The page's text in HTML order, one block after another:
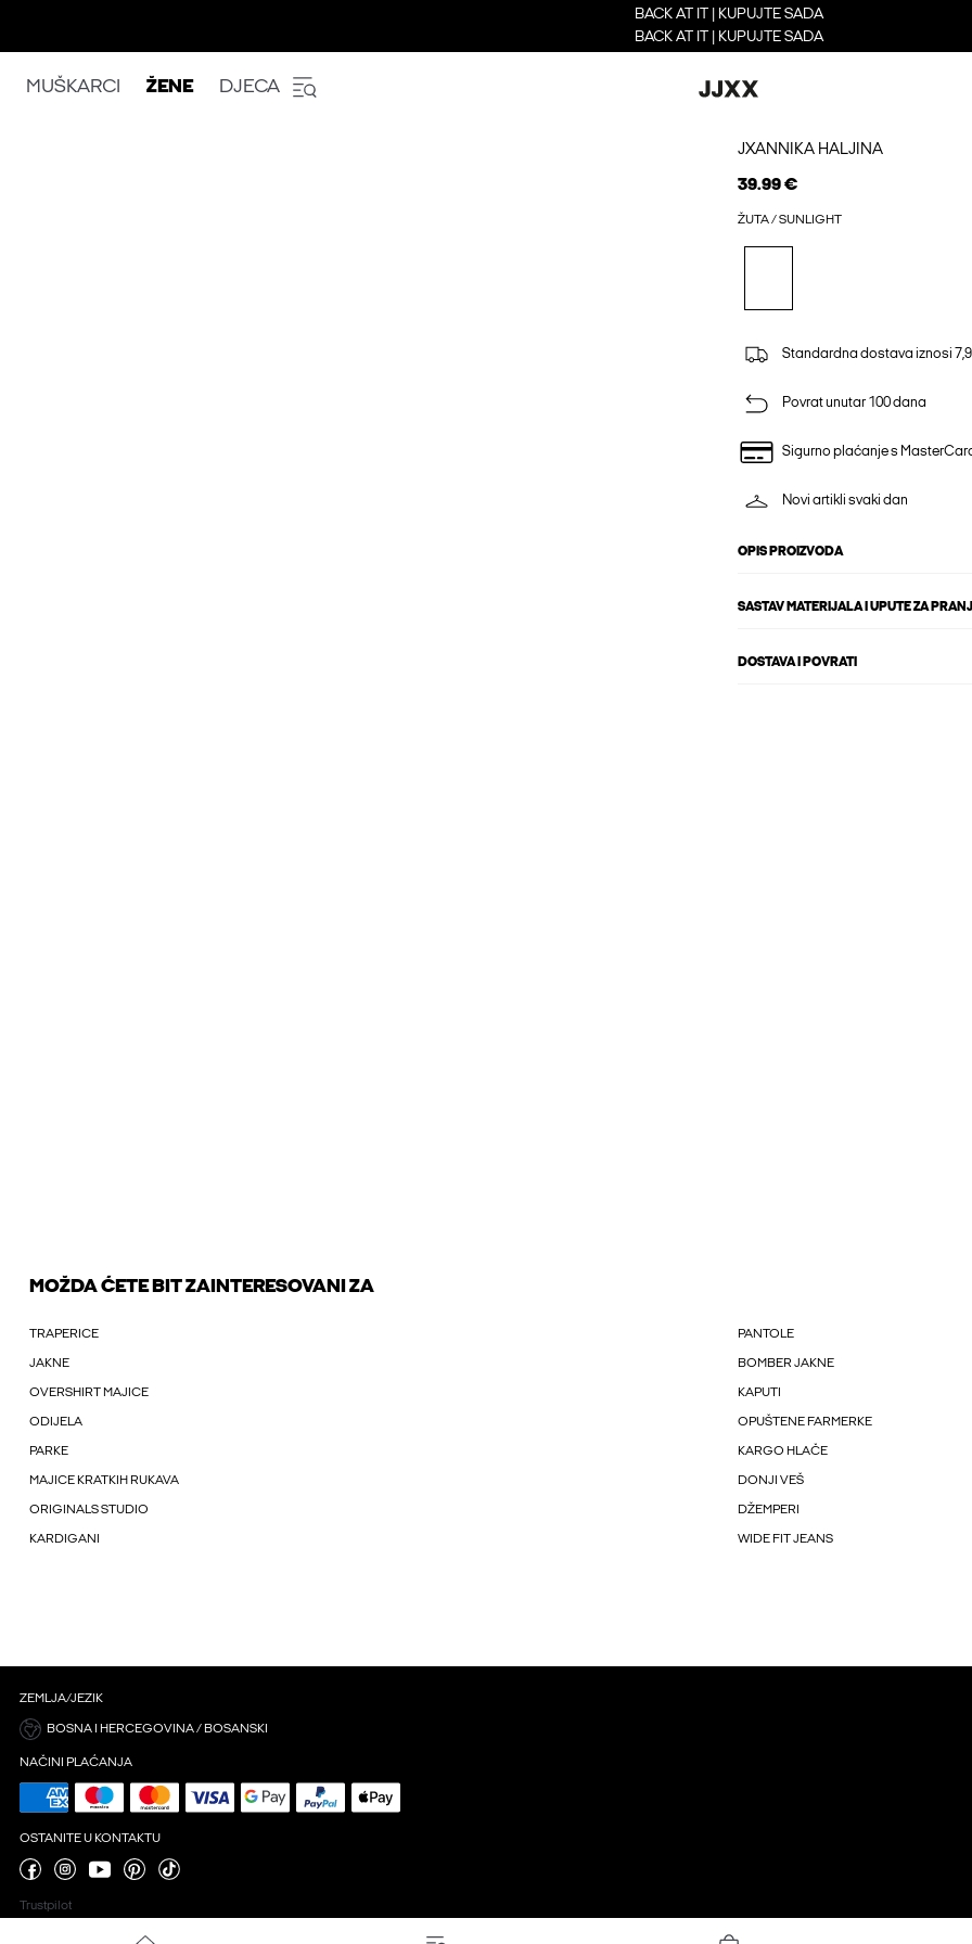
BACK AT IT | KUPUJTE SADA
BACK AT IT | KUPUJTE SADA
MUŠKARCI ŽENE DJECA
JXANNIKA HALJINA
39.99 €
ŽUTA / SUNLIGHT
Standardna dostava iznosi
Povrat unutar 100 dana
Sigurno plaćanje s
Novi artikli svaki dan
OPIS PROIZVODA
SASTAV MATERIJALA I UPUTE ZA
DOSTAVA I POVRATI
MOŽDA ĆETE BIT ZAINTERESOVANI ZA
TRAPERICE PANTOLE
JAKNE BOMBER JAKNE
OVERSHIRT MAJICE KAPUTI
ODIJELA OPUŠTENE FARMERKE
PARKE KARGO HLAČE
MAJICE KRATKIH RUKAVA DONJI VEŠ
ORIGINALS STUDIO DŽEMPERI
KARDIGANI WIDE FIT JEANS
ZEMLJA/JEZIK
BOSNA I HERCEGOVINA / BOSANSKI
NAČINI PLAĆANJA
OSTANITE U KONTAKTU
Trustpilot